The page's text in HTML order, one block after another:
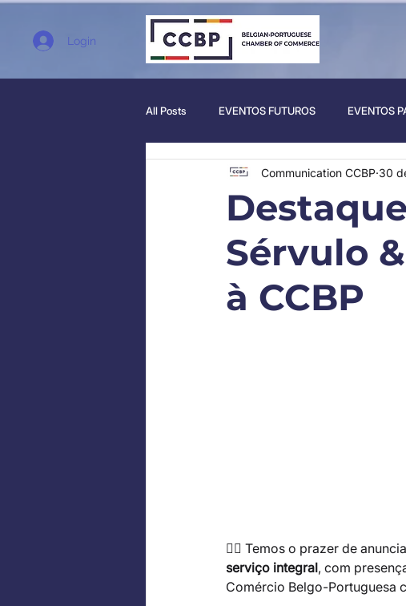
Login
All Posts EVENTOS FUTUROS EVENTOS
Sérvulo
à CCBP
Communication CCBP 30
🧑‍⚖️ Temos o prazer de
serviço integral, com
Comércio Belgo-Portuguesa